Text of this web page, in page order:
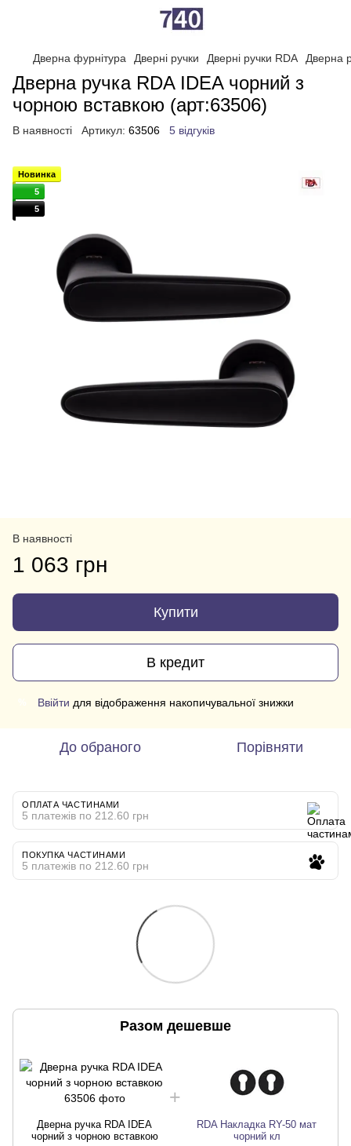
Дверна фурнітура Дверні ручки Дверні ручки RDA Дверна
Дверна ручка RDA IDEA чорний з
чорною вставкою (арт:63506)
В наявності Артикул: 63506 5 відгуків
Новинка
5
5
В наявності
1 063 грн
Купити
В кредит
Ввійти для відображення накопичувальної знижки
До обраного Порівняти
ОПЛАТА ЧАСТИНАМИ
5 платежів по 212.60 грн
ПОКУПКА ЧАСТИНАМИ
5 платежів по 212.60 грн
Разом дешевше
Дверна ручка RDA IDEA
чорний з чорною вставкою
RDA Накладка RY-50 мат
чорний кл